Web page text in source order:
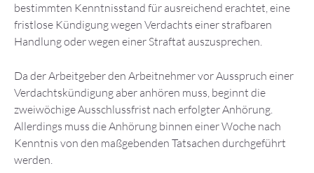
bestimmten Kenntnisstand für ausreichend erachtet, eine
fristlose Kündigung wegen Verdachts einer strafbaren
Handlung oder wegen einer Straftat auszusprechen.
Da der Arbeitgeber den Arbeitnehmer vor Ausspruch einer
Verdachtskündigung aber anhören muss, beginnt die
zweiwöchige Ausschlussfrist nach erfolgter Anhörung.
Allerdings muss die Anhörung binnen einer Woche nach
Kenntnis von den maßgebenden Tatsachen durchgeführt
werden.